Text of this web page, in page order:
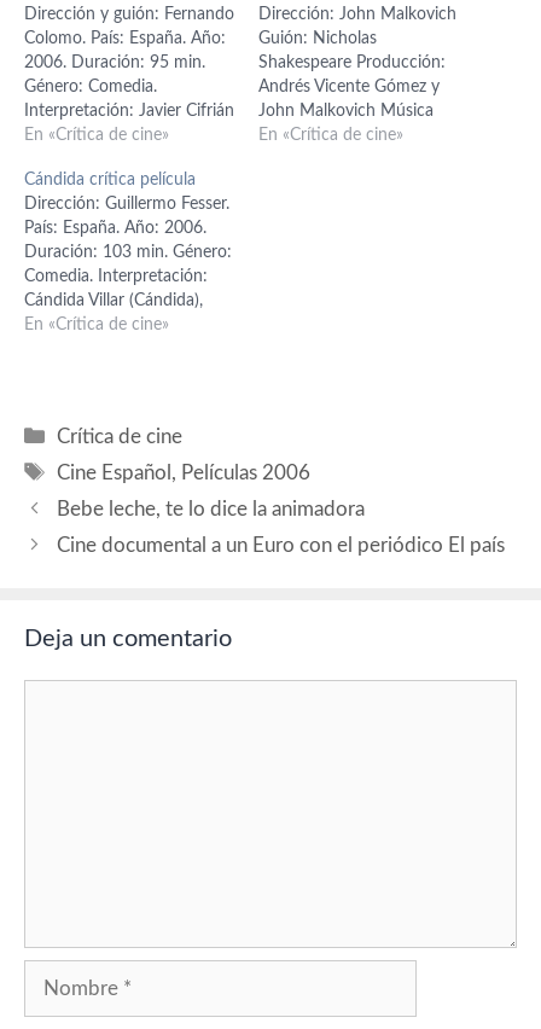
Dirección y guión: Fernando
Colomo. País: España. Año:
2006. Duración: 95 min.
Género: Comedia.
Interpretación: Javier Cifrián
(Caín), Nur Al Levi (Aisha),
Varrez (Shakir), Lalita
Ahmed (Samaah), Gayathry
Kesavan (Reema), Laskmi
Khabrani (Fátima), Laura
Cepeda (Milagros), Víctor
Benjumea (Cristóbal), Kira
Miró (Pino). Guión:
En «Crítica de cine»
Dirección: John Malkovich
Guión: Nicholas
Shakespeare Producción:
Andrés Vicente Gómez y
John Malkovich Música
Original: Alberto Iglesias
En «Crítica de cine»
Cándida crítica película
Dirección: Guillermo Fesser.
País: España. Año: 2006.
Duración: 103 min. Género:
Comedia. Interpretación:
Cándida Villar (Cándida),
Jorge Bosch (Pablo), Raúl
(Riki), María Elena Fesser
(marquesa Martínez
(marqués Martínez
Campos), Soledad Mallol
En «Crítica de cine»
Categorías
Crítica de cine
Etiquetas
Cine Español , Películas 2006
Bebe leche, te lo dice la animadora
Cine documental a un Euro con el periódico El país
Deja un comentario